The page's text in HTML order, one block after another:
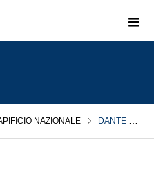
NAZIONALE DANTE 2/28Nm